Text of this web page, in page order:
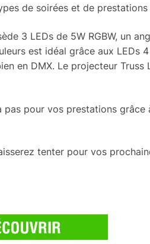
de soirées et de
3 LEDs de 5W RGBW, un
est idéal grâce aux LEDs
en DMX. Le projecteur Truss
pour vos prestations grâce
tenter pour vos